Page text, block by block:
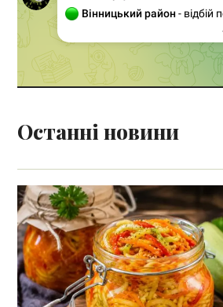
Останні новини